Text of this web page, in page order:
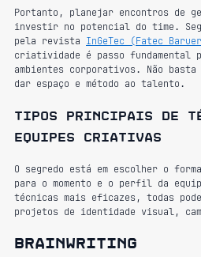
Portanto, planejar encontros de
investir no potencial do time.
pela revista InGeTec (Fatec
criatividade é passo fundamental
ambientes corporativos. Não
dar espaço e método ao talento.
Tipos principais de
equipes criativas
O segredo está em escolher o
para o momento e o perfil da
técnicas mais eficazes, todas
projetos de identidade visual,
Brainwriting